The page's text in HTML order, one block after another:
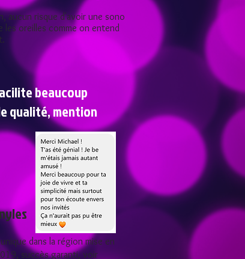
aucun risque d'avoir une sono
les oreilles comme on entend
beaucoup
qualité, mention
dans la région mise en
succès garanti, voir